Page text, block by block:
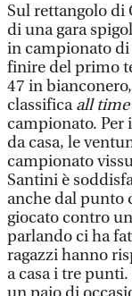
Sul rettangolo di
di una gara
in campionato
finire del primo
47 in
classificaall time
campionato. Per
da casa, le
campionato
Santini è
anche dal punto
giocato contro
parlando ci ha
ragazzi hanno
a casa i tre